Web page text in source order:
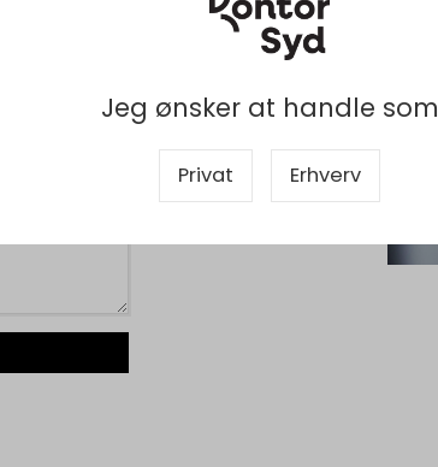
Jeg ønsker at handle som
Privat Erhverv